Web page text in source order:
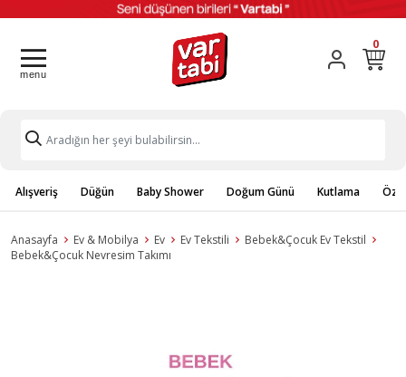
0
Alışveriş Düğün Baby Shower Doğum Günü Kutlama
Anasayfa Ev & Mobilya Ev Ev Tekstili
Bebek&Çocuk Ev Tekstil
Bebek&Çocuk Nevresim Takımı